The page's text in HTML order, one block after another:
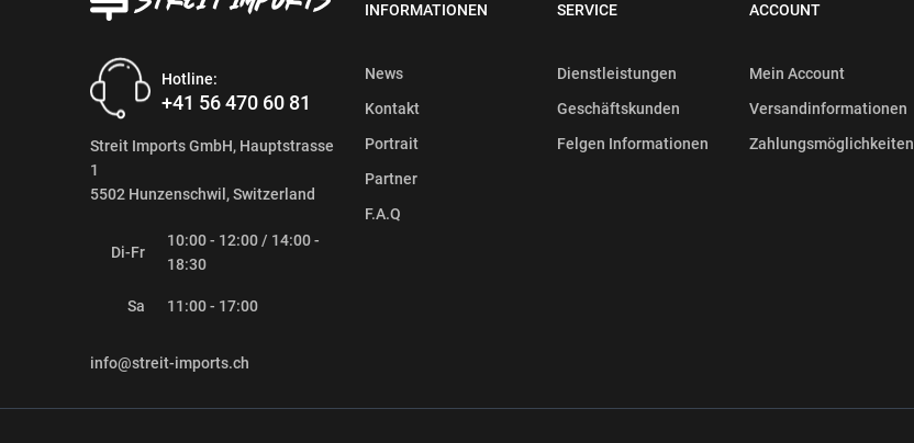
Hotline:
+41 56 470 60 81
Streit Imports GmbH, Hauptstrasse
1
5502 Hunzenschwil, Switzerland
Di-Fr
10:00 - 12:00 / 14:00 -
18:30
Sa 11:00 - 17:00
info@streit-imports.ch
INFORMATIONEN
News
Kontakt
Portrait
Partner
F.A.Q
SERVICE
Dienstleistungen
Geschäftskunden
Felgen Informationen
ACCOUNT
Mein Account
Versandinformationen
Zahlungsmöglichkeiten